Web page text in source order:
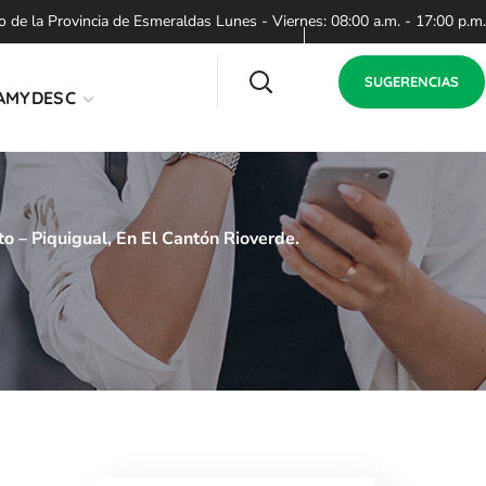
la Provincia de Esmeraldas Lunes - Viernes: 08:00 a.m. - 17:00 p.m.
SUGERENCIAS
– Piquigual, En El Cantón Rioverde.